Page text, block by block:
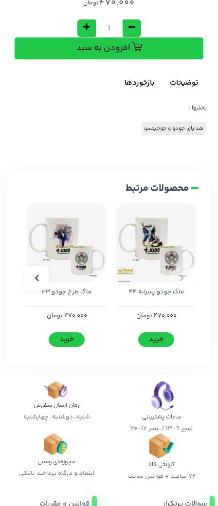
470,000تومان
افزودن به سبد
توضیحات بازخوردها
بخشها :
هدایای جودو و جوجیتسو
محصولات مرتبط
ماگ جودو پسرانه 44
470,000 تومان
خرید
ماگ طرح جودو 43
470,000 تومان
خرید
ساعات پشتیبانی
صبح 9-13 / عصر 17-20
زمان ارسال سفارش
شنبه، دوشنبه، چهارشنبه
گارانتی کالا
72 ساعت + قوانین سایت
مجوزهای رسمی
اینماد و درگاه پرداخت بانکی